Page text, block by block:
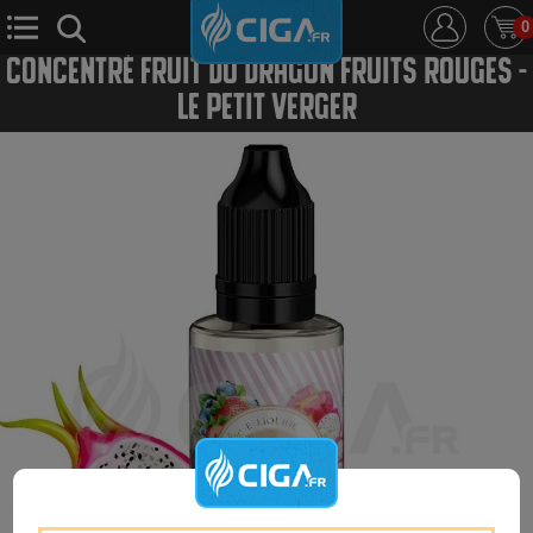
0
E-Liquide
CONCENTRÉ FRUIT DU DRAGON FRUITS ROUGES -
LE PETIT VERGER